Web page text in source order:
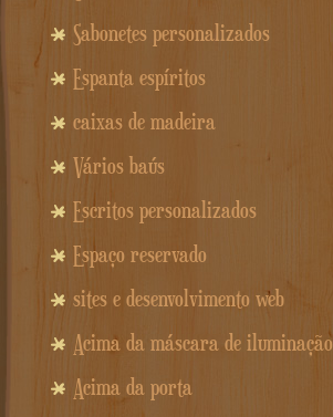
Sabonetes personalizados
Espanta espíritos
caixas de madeira
Vários baús
Escritos personalizados
Espaço reservado
sites e desenvolvimento web
Acima da máscara de iluminação
Acima da porta